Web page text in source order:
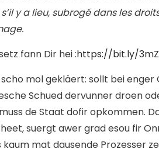
s’il y a lieu, subrogé dans les
fann Dir hei :https://bit.ly/
mol gekläert: sollt bei
Schued dervunner droen
de Staat dofir opkommen.
suergt awer grad esou fir
mat dausende Prozesser